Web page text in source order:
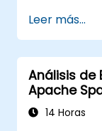
la
Utilizar
Leer más...
Análisis de
Apache
14 Horas